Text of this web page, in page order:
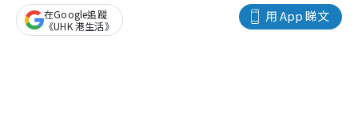
用 App 睇文
在Google追蹤
《UHK 港生活》